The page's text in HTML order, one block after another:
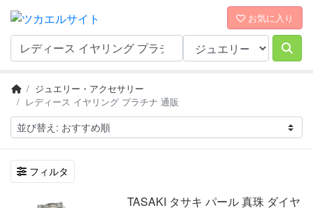
お気に入り
ジュエリー・アクセサリー
レディース イヤリング プラチナ 通販
フィルタ
TASAKI タサキ パール 真珠 ダイヤ